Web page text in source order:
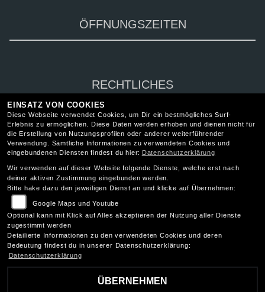
ÖFFNUNGSZEITEN
RECHTLICHES
Impressum
Datenschutz
Disclaimer
EINSATZ VON COOKIES
Diese Webseite verwendet Cookies, um Dir ein bestmögliches Surf-
Erlebnis zu ermöglichen. Diese Daten werden erhoben und dienen nicht für
die Erstellung von Nutzungsprofilen oder anderer weiterführender
Verwendung. Sämtliche Informationen zu verwendeten Cookies und
eingebundenen Diensten findest du hier: Datenschutzerklärung
Wir verwenden auf dieser Website folgende Dienste, welche erst nach
deiner aktiven Zustimmung eingebunden werden.
Bitte hake dazu den jeweiligen Dienst an und klicke auf Übernehmen:
Google Maps und Youtube
Optional kann mit Klick auf Alles akzeptieren der Nutzung aller Dienste
zugestimmt werden
Detailierte Informationen zu den verwendeten Cookies und deren
Bedeutung findest du in unserer Datenschutzerklärung:
Datenschutzerklärung
ÜBERNEHMEN